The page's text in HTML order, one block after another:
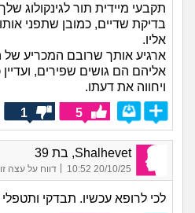
תקבעי מיידית תור לגינקולוג
בדיקת שדיים, כמובן שתפני
אליו.
ארגיע אותך שרובם המכריע
אליהם הם גושים שפירים,
ויחווה את דעתו.
5
1
Shalhevet, בת 39
20/10/25 10:52
| דווח על עצה זו
לכי לרופא עכשיו. תבדקי